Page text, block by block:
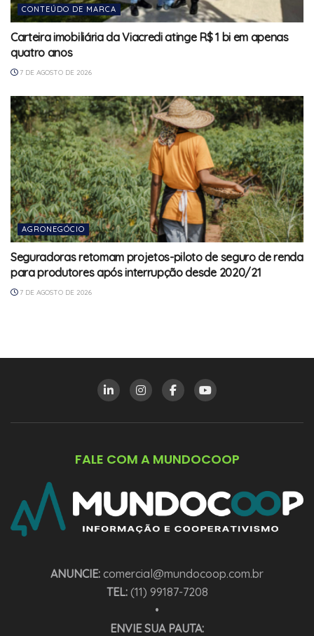
CONTEÚDO DE MARCA
Carteira imobiliária da Viacredi atinge R$ 1 bi em apenas
quatro anos
7 DE AGOSTO DE 2026
AGRONEGÓCIO
Seguradoras retomam projetos-piloto de seguro de renda
para produtores após interrupção desde 2020/21
7 DE AGOSTO DE 2026
FALE COM A MUNDOCOOP
ANUNCIE: comercial@mundocoop.com.br
TEL:(11) 99187-7208
•
ENVIE SUA PAUTA: